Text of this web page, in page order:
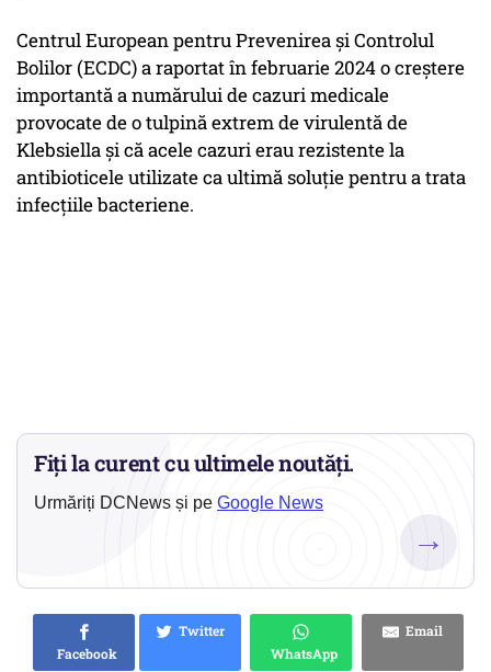
Centrul European pentru Prevenirea și Controlul
Bolilor (ECDC) a raportat în februarie 2024 o creștere
importantă a numărului de cazuri medicale
provocate de o tulpină extrem de virulentă de
Klebsiella și că acele cazuri erau rezistente la
antibioticele utilizate ca ultimă soluție pentru a trata
infecțiile bacteriene.
Fiți la curent cu ultimele noutăți.
Urmăriți DCNews și pe Google News
→
Facebook
Twitter
WhatsApp
Email